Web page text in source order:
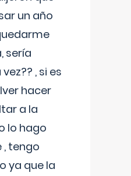
un año
sería
, si es
hacer
a la
lo hago
tengo
ya que la